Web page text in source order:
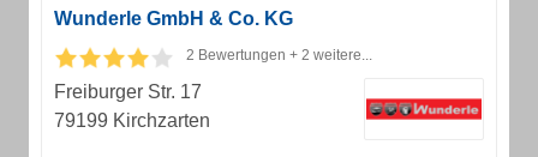
Wunderle GmbH & Co. KG
2 Bewertungen + 2 weitere...
Freiburger Str. 17
79199 Kirchzarten